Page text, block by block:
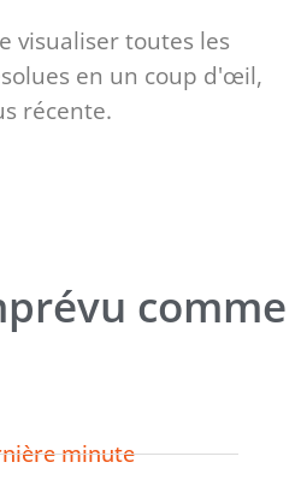
visualiser toutes les
en un coup d'œil,
récente.
comme
minute